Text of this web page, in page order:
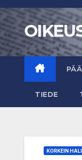
Skip
to
content
TIEDE
KORKEIN